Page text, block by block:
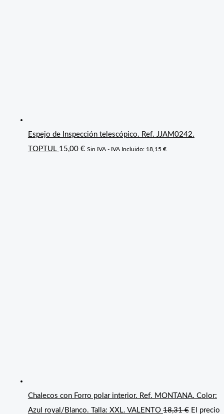
Espejo de Inspección telescópico. Ref. JJAM0242.
TOPTUL 15,00 € Sin IVA - IVA Incluido: 18,15 €
Chalecos con Forro polar interior. Ref. MONTANA. Color:
Azul royal/Blanco. Talla: XXL. VALENTO 18,31€ El precio